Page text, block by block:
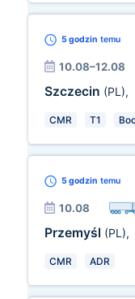
5 godzin temu
10.08–12.08
Szczecin (PL),
CMR T1
5 godzin temu
10.08
Przemyśl (PL),
CMR ADR